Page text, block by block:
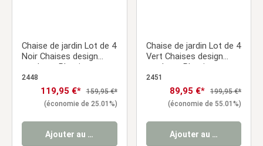
Chaise de jardin Lot de 4
Noir Chaises design
moderne Plastique
Chaises exterieur
Chaises empilable
Chaise de cuisine
2448
Prix de vente :
119,95 €* Prix régulier :
159,95 €*
(économie de 25.01%)
Ajouter au panier
Chaise de jardin Lot de 4
Vert Chaises design
moderne Plastique
Chaises exterieur
Chaises empilable
Chaise de cuisine
2451
Prix de vente :
89,95 €* Prix régulier :
199,95 €*
(économie de 55.01%)
Ajouter au panier